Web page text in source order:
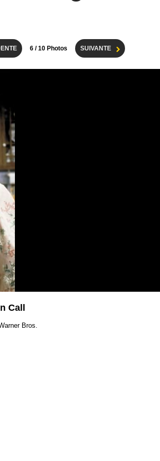
6 / 10 Photos SUIVANTE
Call
Bros.